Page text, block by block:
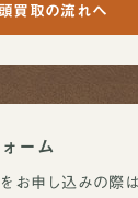
買取の流れへ
ーム
お申し込みの際